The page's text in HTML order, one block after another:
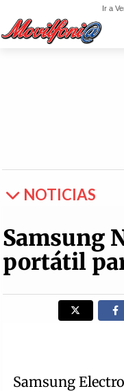
Ir a
NOTICIAS
Samsung
portátil
Samsung